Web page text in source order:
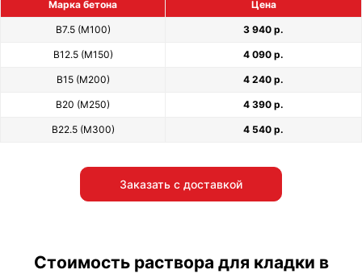
Марка бетона Цена
В7.5 (М100) 3 940 р.
В12.5 (М150) 4 090 р.
В15 (М200) 4 240 р.
В20 (М250) 4 390 р.
В22.5 (М300) 4 540 р.
Заказать с доставкой
Стоимость раствора для кладки в